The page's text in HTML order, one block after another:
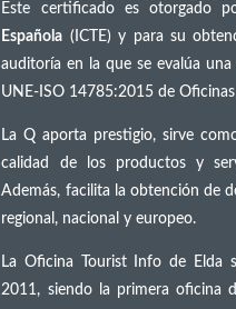
Este certificado es otorgado
Española (ICTE) y para su
auditoría en la que se evalúa
UNE-ISO 14785:2015 de
La Q aporta prestigio, sirve
calidad de los productos y
Además, facilita la obtención de
regional, nacional y europeo.
La Oficina Tourist Info de Elda
2011, siendo la primera oficina